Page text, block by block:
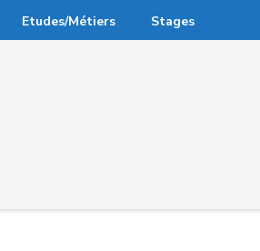
Etudes/Métiers Stages